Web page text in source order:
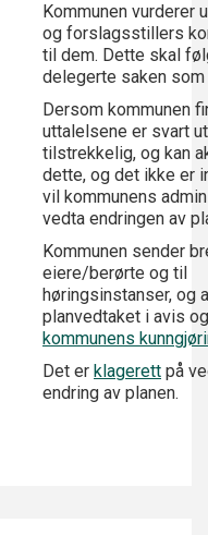
Kommunen vurderer
og forslagsstillers
til dem. Dette skal
delegerte saken
Dersom kommunen
uttalelsene er svart ut
tilstrekkelig, og kan
dette, og det ikke er
vil kommunens
vedta endringen av
Kommunen sender
eiere/berørte og til
høringsinstanser, og
planvedtaket i avis
kommunens
Det er klagerett på
endring av planen.